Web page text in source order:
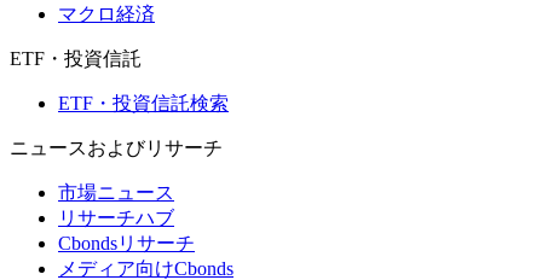
マクロ経済
ETF・投資信託
ETF・投資信託検索
ニュースおよびリサーチ
市場ニュース
リサーチハブ
Cbondsリサーチ
メディア向けCbonds